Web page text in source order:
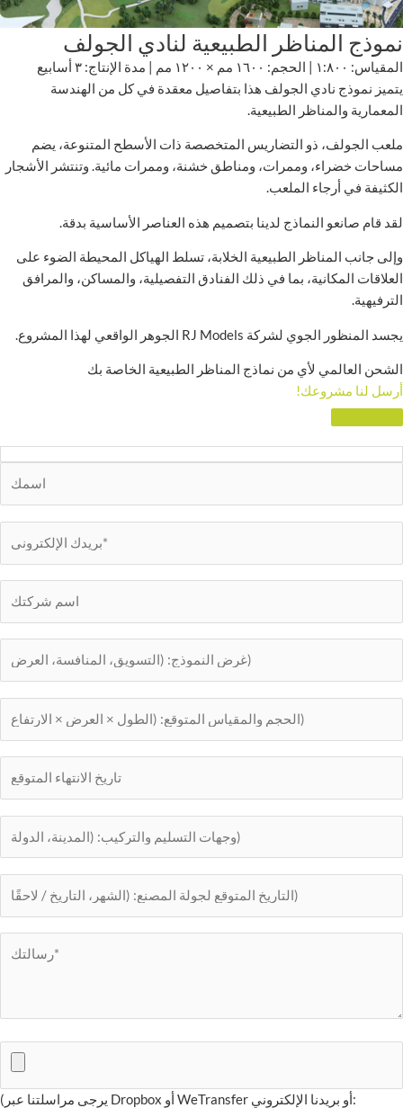
نموذج المناظر الطبيعية لنادي الجولف
المقياس: ١:٨٠٠ | الحجم: ١٦٠٠ مم × ١٢٠٠ مم | مدة الإنتاج: ٣ أسابيع
يتميز نموذج نادي الجولف هذا بتفاصيل معقدة في كل من الهندسة
المعمارية والمناظر الطبيعية.
ملعب الجولف، ذو التضاريس المتخصصة ذات الأسطح المتنوعة، يضم
مساحات خضراء، وممرات، ومناطق خشنة، وممرات مائية. وتنتشر الأشجار
الكثيفة في أرجاء الملعب.
لقد قام صانعو النماذج لدينا بتصميم هذه العناصر الأساسية بدقة.
وإلى جانب المناظر الطبيعية الخلابة، تسلط الهياكل المحيطة الضوء على
العلاقات المكانية، بما في ذلك الفنادق التفصيلية، والمساكن، والمرافق
الترفيهية.
يجسد المنظور الجوي لشركة RJ Models الجوهر الواقعي لهذا المشروع.
الشحن العالمي لأي من نماذج المناظر الطبيعية الخاصة بك
أرسل لنا مشروعك!
(يرجى مراسلتنا عبر Dropbox أو WeTransfer أو بريدنا الإلكتروني: